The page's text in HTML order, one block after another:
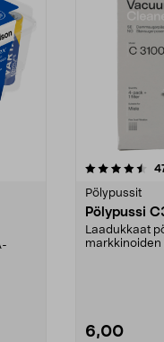
Pölypussit
Pölypussi
Laadukkaat
markkinoiden
6,00